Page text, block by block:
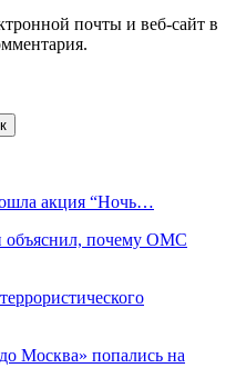
почты и веб-сайт в
акция “Ночь…
объяснил, почему ОМС
Москва» попались на